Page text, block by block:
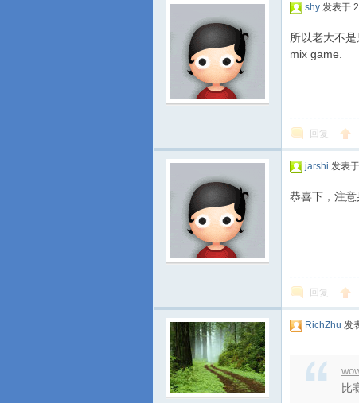
shy 发表于
所以老大不
mix game.
回复
jarshi 发表
恭喜下，注意
回复
RichZhu 发
比